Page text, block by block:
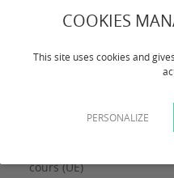
COOKIES
This site uses cookies and
PERSONALIZE
cours (UE)